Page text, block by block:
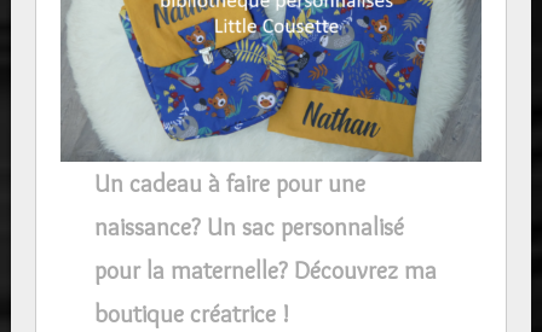
Un cadeau à faire pour une
naissance? Un sac personnalisé
pour la maternelle? Découvrez ma
boutique créatrice !